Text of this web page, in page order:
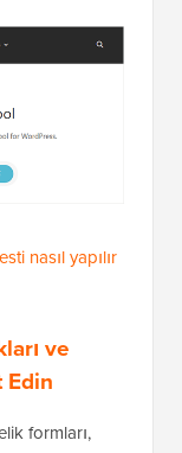
nasıl yapılır
ve
Edin
formları,